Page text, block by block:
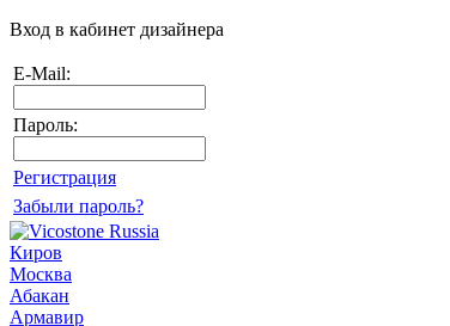
Вход в кабинет дизайнера
E-Mail:
Пароль:
Регистрация
Забыли пароль?
Киров
Москва
Абакан
Армавир